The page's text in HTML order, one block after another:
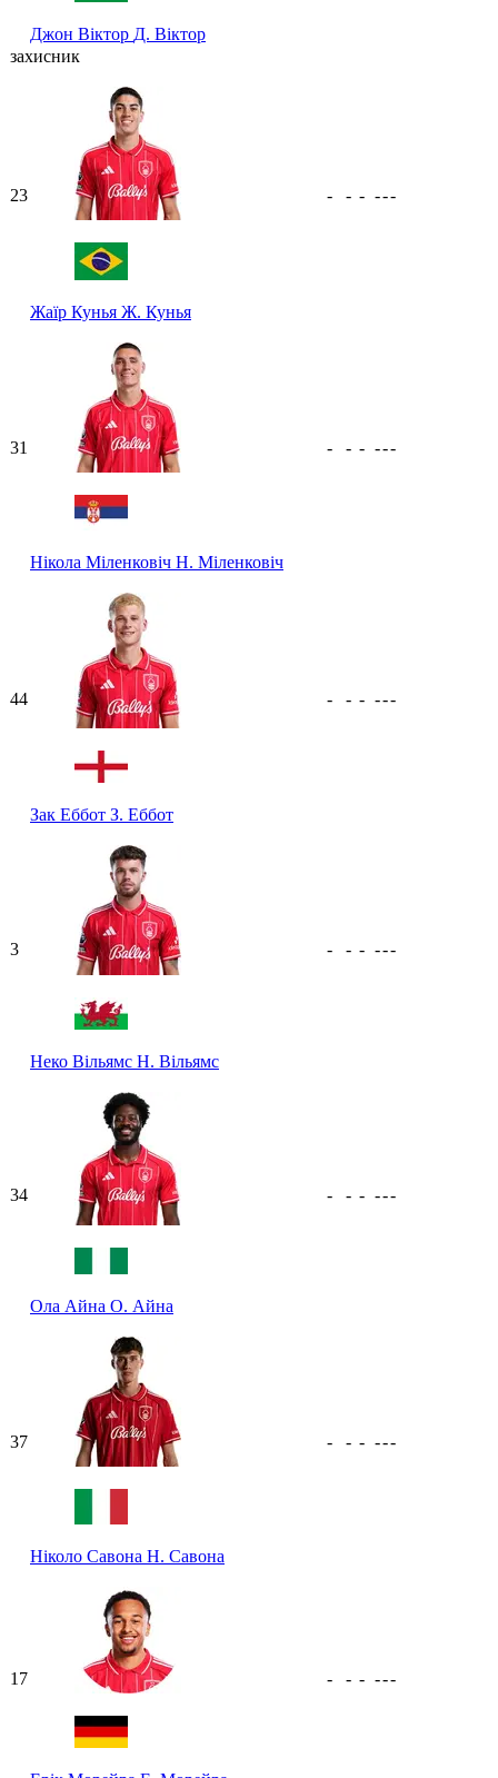
Джон Віктор Д. Віктор
захисник
23
Жаїр Кунья Ж. Кунья
- - - ---
31
Нікола Міленковіч Н. Міленковіч
- - - ---
44
Зак Еббот З. Еббот
- - - ---
3
Неко Вільямс Н. Вільямс
- - - ---
34
Ола Айна О. Айна
- - - ---
37
Ніколо Савона Н. Савона
- - - ---
17 - - - ---